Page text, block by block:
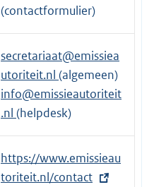
e
l
k
e
r
l
:
(contactformulier)
secretariaat@emissiea
utoriteit.nl (algemeen)
info@emissieautoriteit
.nl (helpdesk)
E
x
https://www.emissieau
toriteit.nl/contact